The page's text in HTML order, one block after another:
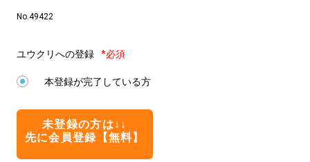
No.49422
ユウクリへの登録 *必須
本登録が完了している方
未登録の方は↓↓
先に会員登録【無料】